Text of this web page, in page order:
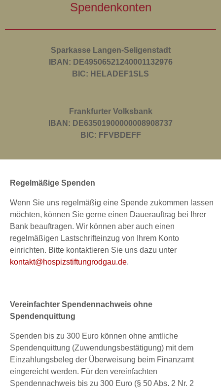
Spendenkonten
Sparkasse Langen-Seligenstadt
IBAN: DE49506521240001132976
BIC: HELADEF1SLS
Frankfurter Volksbank
IBAN: DE63501900000008908737
BIC: FFVBDEFF
Regelmäßige Spenden
Wenn Sie uns regelmäßig eine Spende zukommen lassen
möchten, können Sie gerne einen Dauerauftrag bei Ihrer
Bank beauftragen. Wir können aber auch einen
regelmäßigen Lastschrifteinzug von Ihrem Konto
einrichten. Bitte kontaktieren Sie uns dazu unter
kontakt@hospizstiftungrodgau.de.
Vereinfachter Spendennachweis ohne
Spendenquittung
Spenden bis zu 300 Euro können ohne amtliche
Spendenquittung (Zuwendungsbestätigung) mit dem
Einzahlungsbeleg der Überweisung beim Finanzamt
eingereicht werden. Für den vereinfachten
Spendennachweis bis zu 300 Euro (§ 50 Abs. 2 Nr. 2